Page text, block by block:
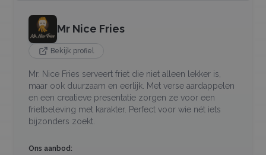
Mr Nice Fries
Bekijk profiel
Mr. Nice Fries serveert friet die niet alleen lekker is,
maar ook duurzaam en eerlijk. Met verse aardappelen
en een creatieve presentatie zorgen ze voor een
frietbeleving met karakter. Perfect voor wie nét iets
bijzonders zoekt.
Ons aanbod: